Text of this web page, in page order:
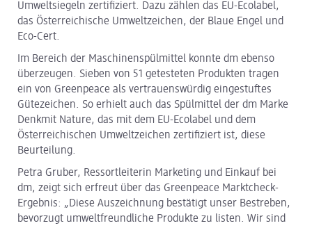
Umweltsiegeln zertifiziert. Dazu zählen das EU-Ecolabel,
das Österreichische Umweltzeichen, der Blaue Engel und
Eco-Cert.
Im Bereich der Maschinenspülmittel konnte dm ebenso
überzeugen. Sieben von 51 getesteten Produkten tragen
ein von Greenpeace als vertrauenswürdig eingestuftes
Gütezeichen. So erhielt auch das Spülmittel der dm Marke
Denkmit Nature, das mit dem EU-Ecolabel und dem
Österreichischen Umweltzeichen zertifiziert ist, diese
Beurteilung.
Petra Gruber, Ressortleiterin Marketing und Einkauf bei
dm, zeigt sich erfreut über das Greenpeace Marktcheck-
Ergebnis: „Diese Auszeichnung bestätigt unser Bestreben,
bevorzugt umweltfreundliche Produkte zu listen. Wir sind